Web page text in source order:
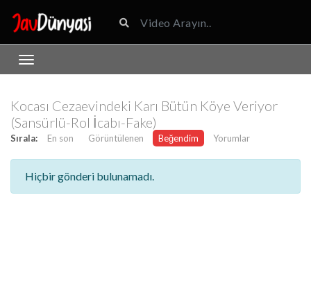
Kocası Cezaevindeki Karı Bütün Köye Veriyor
(Sansürlü-Rol İcabı-Fake)
Sırala: En son Görüntülenen Beğendim Yorumlar
Hiçbir gönderi bulunamadı.